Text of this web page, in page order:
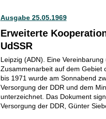
Ausgabe 25.05.1969
Erweiterte
UdSSR
Leipzig (ADN). Eine
Zusammenarbeit auf dem Gebiet
bis 1971 wurde am Sonnabend
Versorgung der DDR und dem
unterzeichnet. Das Dokument
Versorgung der DDR, Günter